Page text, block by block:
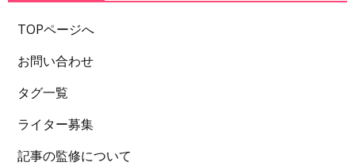
TOPページへ
お問い合わせ
タグ一覧
ライター募集
記事の監修について